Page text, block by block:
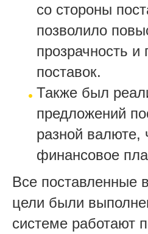
со стороны
позволило
прозрачность и
поставок.
Также был
предложений
разной валюте,
финансовое
Все поставленные
цели были
системе работают